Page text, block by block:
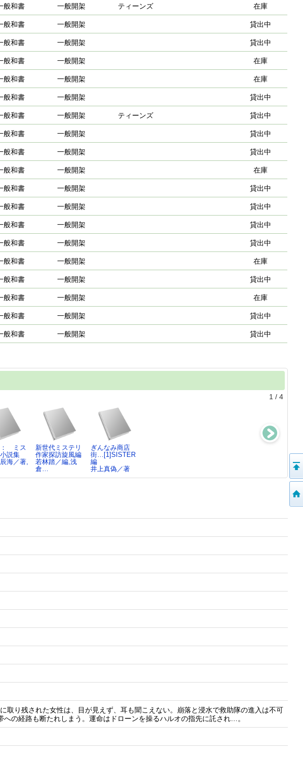
般和書 一般開架 ティーンズ 在庫
般和書 一般開架 貸出中
般和書 一般開架 貸出中
般和書 一般開架 在庫
般和書 一般開架 在庫
般和書 一般開架 貸出中
般和書 一般開架 ティーンズ 貸出中
般和書 一般開架 貸出中
般和書 一般開架 貸出中
般和書 一般開架 在庫
般和書 一般開架 貸出中
般和書 一般開架 貸出中
般和書 一般開架 貸出中
般和書 一般開架 貸出中
般和書 一般開架 在庫
般和書 一般開架 貸出中
般和書 一般開架 在庫
般和書 一般開架 貸出中
般和書 一般開架 貸出中
1 / 4
ミス
説集
海／著,
新世代ミステリ
作家探訪旋風編
若林踏／編,浅
倉…
ぎんなみ商店
街…[1]SISTER
編
井上真偽／著
井上真偽／著
取り残された女性は、目が見えず、耳も聞こえない。崩落と浸水で救助隊の進入は不可
の経路も断たれしまう。運命はドローンを操るハルオの指先に託され…。